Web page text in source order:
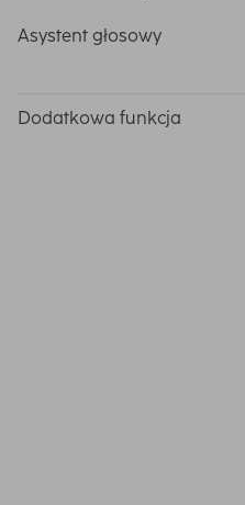
Asystent głosowy
Dodatkowa funkcja